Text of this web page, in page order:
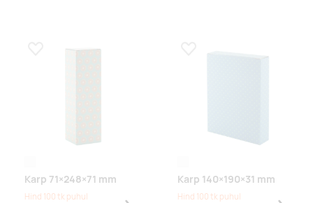
Karp 71×248×71 mm
Hind 100 tk puhul
Lisa lemmikuks
Karp 140×190×31 mm
Hind 100 tk puhul